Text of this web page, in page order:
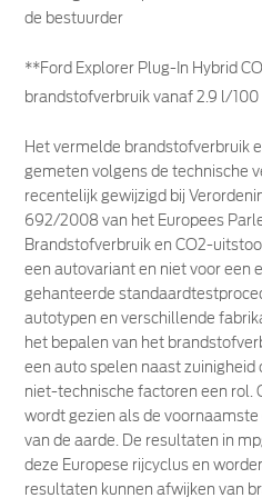
de bestuurder
**Ford Explorer Plug-In Hybrid
brandstofverbruik vanaf 2.9 l/100
Het vermelde brandstofverbruik
gemeten volgens de technische
recentelijk gewijzigd bij
692/2008 van het Europees
Brandstofverbruik en CO2-
een autovariant en niet voor een
gehanteerde
autotypen en verschillende
het bepalen van het
een auto spelen naast zuinigheid
niet-technische factoren een rol.
wordt gezien als de
van de aarde. De resultaten in
deze Europese rijcyclus en
resultaten kunnen afwijken van